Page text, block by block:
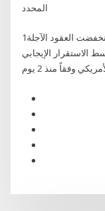
المحدد
1‏‏/6‏‏/1442 بعد الهجرة الجمعة: 22 كانون الثاني/ انخفضت العقود الآجلة
الاستقرار الإيجابي
وفقاً منذ 2 يوم